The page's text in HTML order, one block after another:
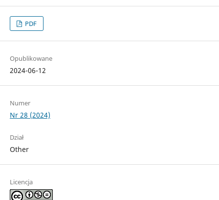
PDF
Opublikowane
2024-06-12
Numer
Nr 28 (2024)
Dział
Other
Licencja